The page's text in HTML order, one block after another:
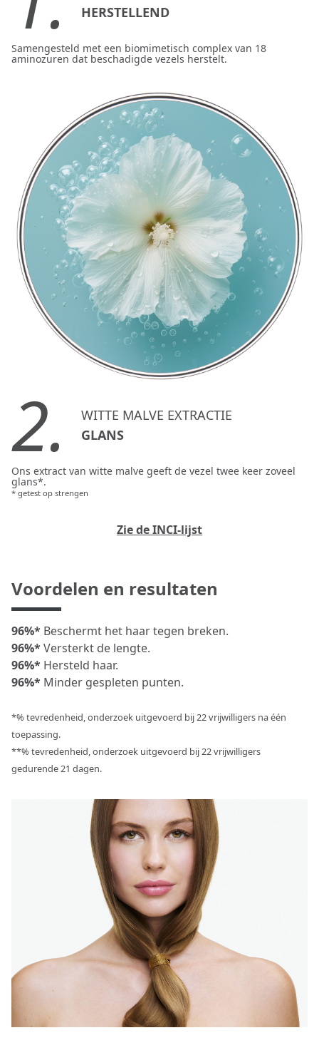
HERSTELLEND
Samengesteld met een biomimetisch complex van 18
aminozuren dat beschadigde vezels herstelt.
2.
WITTE MALVE EXTRACTIE
GLANS
Ons extract van witte malve geeft de vezel twee keer zoveel
glans*.
* getest op strengen
Zie de INCI-lijst
Voordelen en resultaten
96%* Beschermt het haar tegen breken.
96%*Versterkt de lengte.
96%* Hersteld haar.
96%* Minder gespleten punten.
*% tevredenheid, onderzoek uitgevoerd bij 22 vrijwilligers na één
toepassing.
**% tevredenheid, onderzoek uitgevoerd bij 22 vrijwilligers
gedurende 21 dagen.